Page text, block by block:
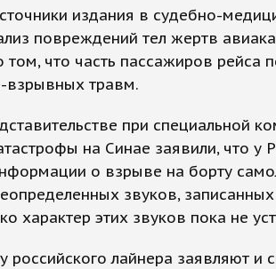
издания в судебно-
повреждений тел жертв
том, что часть пассажиров рейса
взрывных травм.
при специальной
на Синае заявили, что у
о взрыве на борту
звуков,
характер этих звуков пока не
российского лайнера заявляют